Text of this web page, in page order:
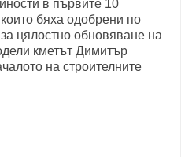
в първите 10
бяха одобрени по
цялостно обновяване на
кметът Димитър
на строителните